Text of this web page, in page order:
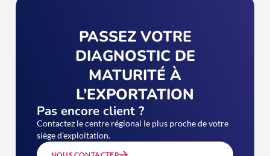
PASSEZ VOTRE
DIAGNOSTIC DE
MATURITÉ À
L’EXPORTATION
Pas encore client ?
Contactez le centre régional le plus proche de votre
siège d’exploitation.